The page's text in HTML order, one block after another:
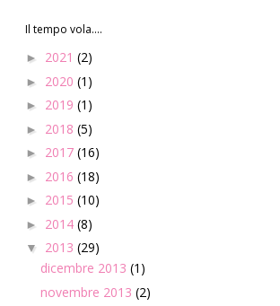
Il tempo vola....
► 2021 (2)
► 2020 (1)
► 2019 (1)
► 2018 (5)
► 2017 (16)
► 2016 (18)
► 2015 (10)
► 2014 (8)
▼ 2013 (29)
dicembre 2013 (1)
novembre 2013 (2)